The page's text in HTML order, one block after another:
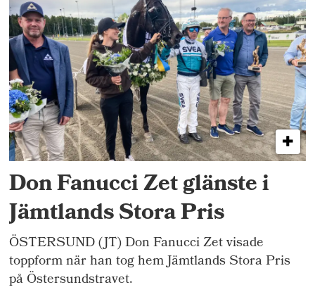
Don Fanucci Zet glänste i
Jämtlands Stora Pris
ÖSTERSUND (JT) Don Fanucci Zet visade
toppform när han tog hem Jämtlands Stora Pris
på Östersundstravet.